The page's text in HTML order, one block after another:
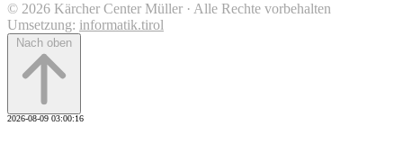
© 2026 Kärcher Center Müller · Alle Rechte vorbehalten
Umsetzung: informatik.tirol
Nach oben
2026-08-09 03:00:16